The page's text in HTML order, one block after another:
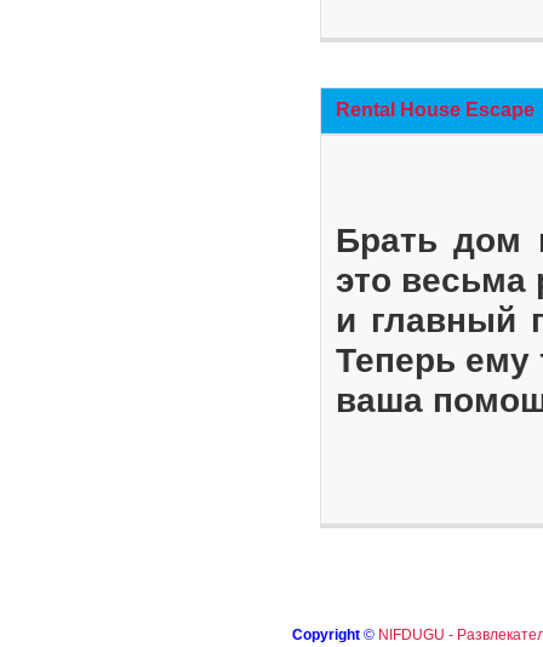
Rental House Escape
Брать дом
это весьма
и главный
Теперь ему
ваша
Copyright © NIFDUGU -